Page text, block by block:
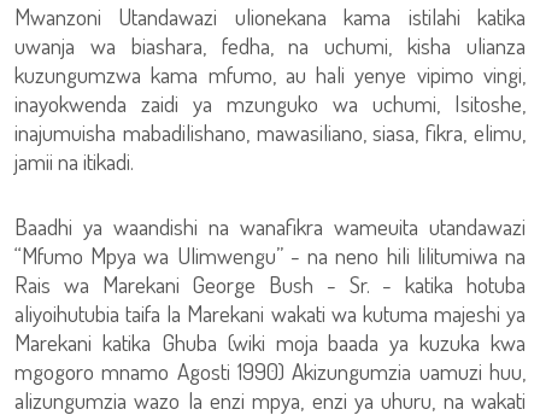
Mwanzoni Utandawazi ulionekana kama istilahi katika
uwanja wa biashara, fedha, na uchumi, kisha ulianza
kuzungumzwa kama mfumo, au hali yenye vipimo vingi,
inayokwenda zaidi ya mzunguko wa uchumi, Isitoshe,
inajumuisha mabadilishano, mawasiliano, siasa, fikra, elimu,
jamii na itikadi.
Baadhi ya waandishi na wanafikra wameuita utandawazi
“Mfumo Mpya wa Ulimwengu” - na neno hili lilitumiwa na
Rais wa Marekani George Bush - Sr. - katika hotuba
aliyoihutubia taifa la Marekani wakati wa kutuma majeshi ya
Marekani katika Ghuba (wiki moja baada ya kuzuka kwa
mgogoro mnamo Agosti 1990) Akizungumzia uamuzi huu,
alizungumzia wazo la enzi mpya, enzi ya uhuru, na wakati